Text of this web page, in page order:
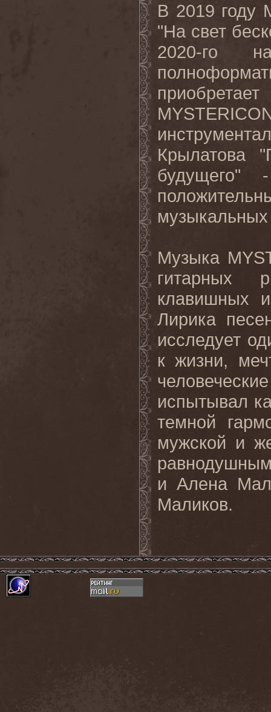
В 2019 году
"На свет
2020-го
Крылатова
будущего"
музыкальных
Музыка
гитарных
клавишных
Лирика
исследует
к жизни,
испытывал
темной
мужской и
и Алена
Маликов.